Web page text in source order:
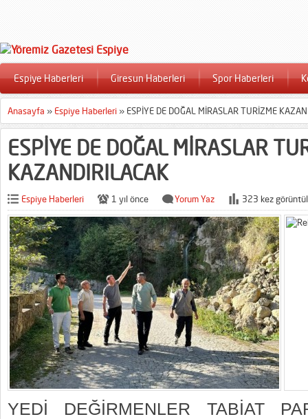
Espiye Haberleri Giresun Haberleri Spor Haberleri
Anasayfa » Espiye Haberleri » ESPİYE DE DOĞAL MİRASLAR TURİZME
ESPİYE DE DOĞAL MİRASLAR
KAZANDIRILACAK
Espiye Haberleri 1 yıl önce Yorum Yaz 323 kez
YEDİ DEĞİRMENLER TABİAT